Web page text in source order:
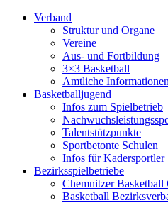
Verband
Struktur und Organe
Vereine
Aus- und Fortbildung
3×3 Basketball
Amtliche
Basketballjugend
Infos zum Spielbetrieb
Talentstützpunkte
Sportbetonte Schulen
Infos für Kadersportler
Bezirksspielbetriebe
Chemnitzer Basketball
Basketball